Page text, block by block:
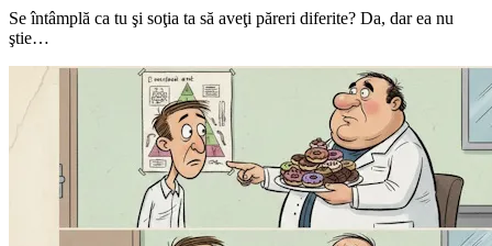
Se întâmplă ca tu şi soţia ta să aveţi păreri diferite? Da, dar ea nu
ştie…